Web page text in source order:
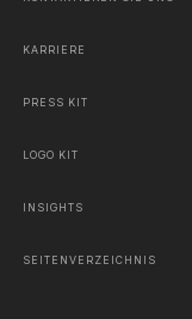
KARRIERE
PRESS KIT
LOGO KIT
INSIGHTS
SEITENVERZEICHNIS